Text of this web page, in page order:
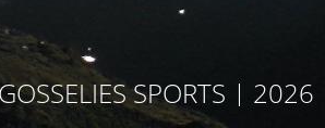
SPORTS | 2026